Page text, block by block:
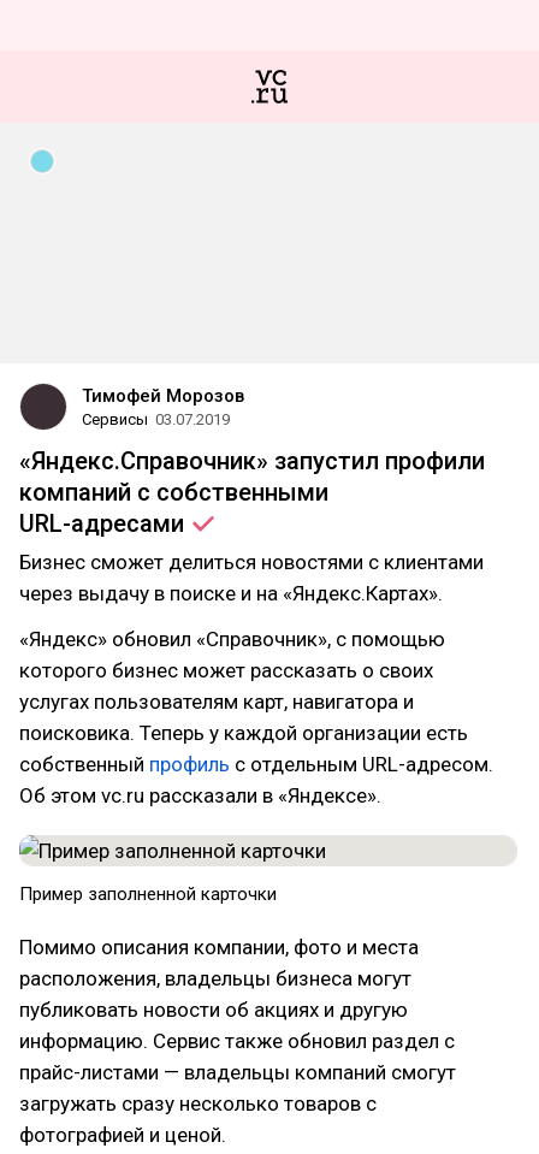
Тимофей Морозов
Сервисы 03.07.2019
«Яндекс.Справочник» запустил профили
компаний с собственными
URL-адресами
Бизнес сможет делиться новостями с клиентами
через выдачу в поиске и на «Яндекс.Картах».
«Яндекс» обновил «Справочник», с помощью
которого бизнес может рассказать о своих
услугах пользователям карт, навигатора и
поисковика. Теперь у каждой организации есть
собственный профиль с отдельным URL-адресом.
Об этом vc.ru рассказали в «Яндексе».
Пример заполненной карточки
Помимо описания компании, фото и места
расположения, владельцы бизнеса могут
публиковать новости об акциях и другую
информацию. Сервис также обновил раздел с
прайс-листами — владельцы компаний смогут
загружать сразу несколько товаров с
фотографией и ценой.